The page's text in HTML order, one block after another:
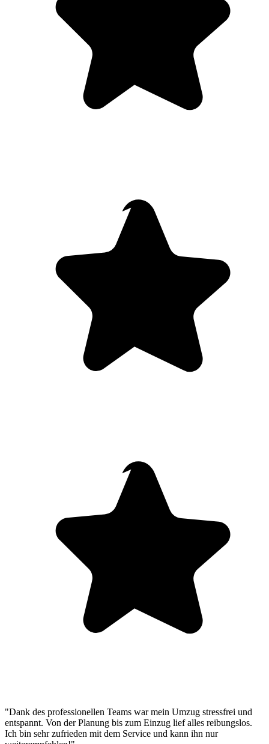
"Dank des professionellen Teams war mein Umzug stressfrei und
entspannt. Von der Planung bis zum Einzug lief alles reibungslos.
Ich bin sehr zufrieden mit dem Service und kann ihn nur